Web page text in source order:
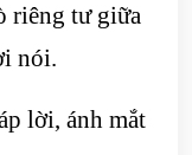
riêng tư giữa
nói.
lời, ánh mắt